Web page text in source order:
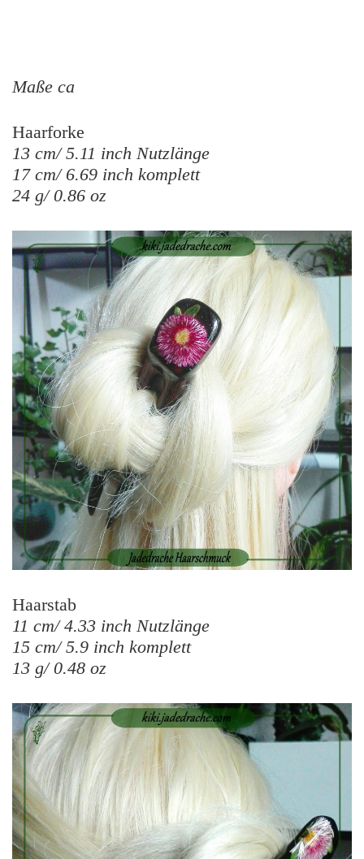
Maße ca
Haarforke
13 cm/ 5.11 inch Nutzlänge
17 cm/ 6.69 inch komplett
24 g/ 0.86 oz
Haarstab
11 cm/ 4.33 inch Nutzlänge
15 cm/ 5.9 inch komplett
13 g/ 0.48 oz